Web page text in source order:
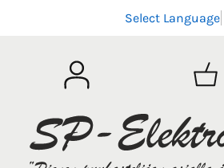
Select Language